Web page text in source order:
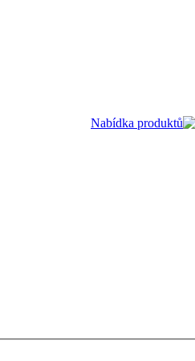
Nabídka produktů